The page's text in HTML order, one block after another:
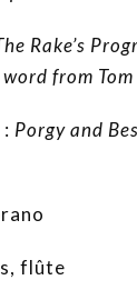
Rake’s
from Tom
: Porgy and
flûte